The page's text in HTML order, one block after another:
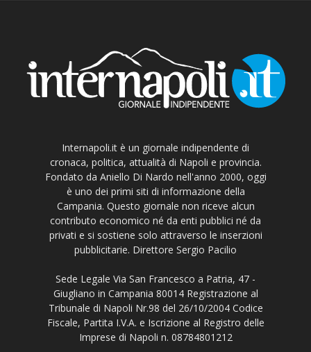
Internapoli.it è un giornale indipendente di
cronaca, politica, attualità di Napoli e provincia.
Fondato da Aniello Di Nardo nell'anno 2000, oggi
è uno dei primi siti di informazione della
Campania. Questo giornale non riceve alcun
contributo economico né da enti pubblici né da
privati e si sostiene solo attraverso le inserzioni
pubblicitarie. Direttore Sergio Pacilio
Sede Legale Via San Francesco a Patria, 47 -
Giugliano in Campania 80014 Registrazione al
Tribunale di Napoli Nr.98 del 26/10/2004 Codice
Fiscale, Partita I.V.A. e Iscrizione al Registro delle
Imprese di Napoli n. 08784801212